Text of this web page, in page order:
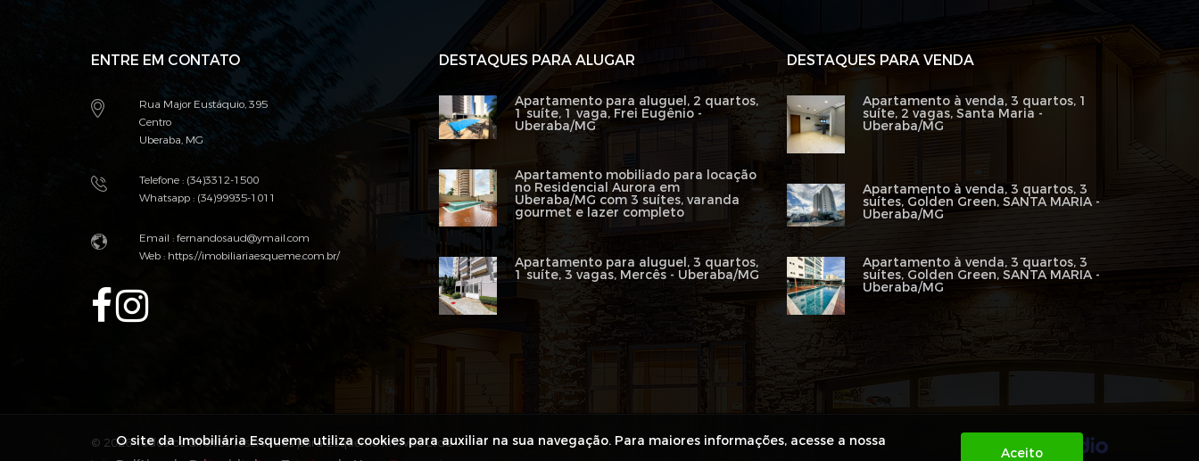
ENTRE EM CONTATO
Rua Major Eustáquio, 395
Centro
Uberaba, MG
Telefone : (34)3312-1500
Whatsapp : (34)99935-1011
Email :fernandosaud@ymail.com
Web : https://imobiliariaesqueme.com.br/
DESTAQUES PARA ALUGAR
Apartamento para aluguel, 2 quartos,
1 suíte, 1 vaga, Frei Eugênio -
Uberaba/MG
Apartamento mobiliado para locação
no Residencial Aurora em
Uberaba/MG com 3 suítes, varanda
gourmet e lazer completo
Apartamento para aluguel, 3 quartos,
1 suíte, 3 vagas, Mercês - Uberaba/MG
DESTAQUES PARA VENDA
Apartamento à venda, 3 quartos, 1
suíte, 2 vagas, Santa Maria -
Uberaba/MG
Apartamento à venda, 3 quartos, 3
suítes, Golden Green, SANTA MARIA -
Uberaba/MG
Apartamento à venda, 3 quartos, 3
suítes, Golden Green, SANTA MARIA -
Uberaba/MG
© 2026 Todos os direitos reservados para Esqueme Imoveis Ltda .
O site da Imobiliária Esqueme utiliza cookies para auxiliar na sua navegação. Para maiores informações, acesse a nossa